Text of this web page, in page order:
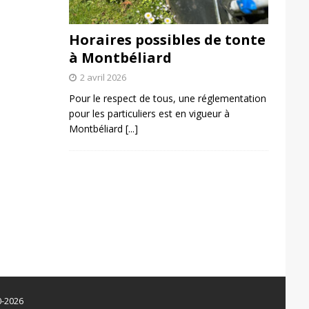
Horaires possibles de tonte
à Montbéliard
2 avril 2026
Pour le respect de tous, une réglementation
pour les particuliers est en vigueur à
Montbéliard [...]
2026